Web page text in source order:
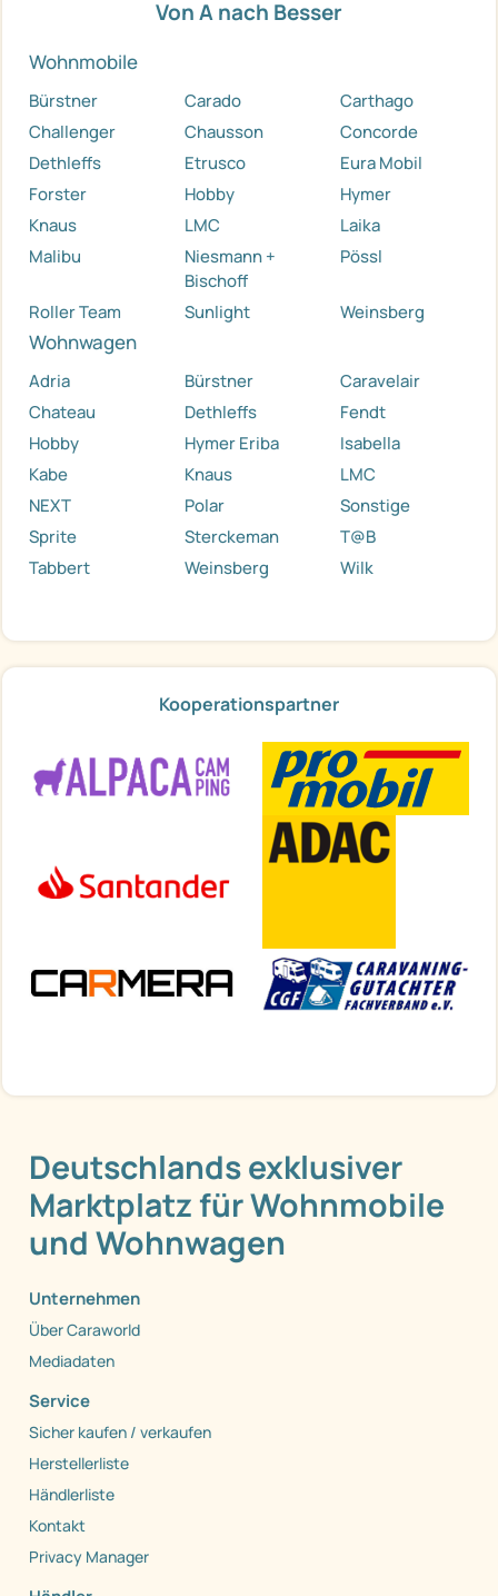
Von A nach Besser
Wohnmobile
Bürstner Carado
Carthago
Challenger
Chausson
Concorde
Dethleffs
Etrusco
Eura Mobil
Forster
Hobby
Hymer
Knaus
LMC
Laika
Malibu
Niesmann +
Bischoff
Pössl
Roller Team Sunlight Weinsberg
Wohnwagen
Adria Bürstner
Caravelair
Chateau
Dethleffs
Fendt
Hobby
Hymer Eriba
Isabella
Kabe
Knaus
LMC
NEXT
Polar
Sonstige
Sprite
Sterckeman
T@B
Tabbert
Weinsberg Wilk
Kooperationspartner
Deutschlands exklusiver
Marktplatz für Wohnmobile
und Wohnwagen
Unternehmen
Über Caraworld
Mediadaten
Service
Sicher kaufen / verkaufen
Herstellerliste
Händlerliste
Kontakt
Privacy Manager